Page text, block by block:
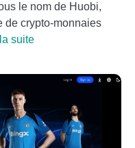
le nom de Huobi,
de crypto-monnaies
suite